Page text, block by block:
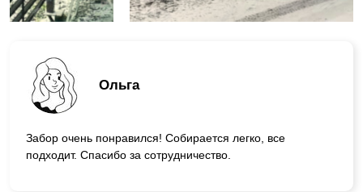
Ольга
Забор очень понравился! Собирается легко, все
подходит. Спасибо за сотрудничество.